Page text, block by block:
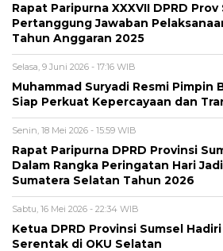
Rapat Paripurna XXXVII DPRD
Pertanggung Jawaban
Tahun Anggaran 2025
Selasa, 9 Juni 2026 - 17:16 WIB
Muhammad Suryadi Resmi Pimpin
Siap Perkuat Kepercayaan dan
Senin, 18 Mei 2026 - 15:59 WIB
Rapat Paripurna DPRD Provinsi
Dalam Rangka Peringatan Hari
Sumatera Selatan Tahun 2026
Sabtu, 16 Mei 2026 - 22:34 WIB
Ketua DPRD Provinsi Sumsel
Serentak di OKU Selatan